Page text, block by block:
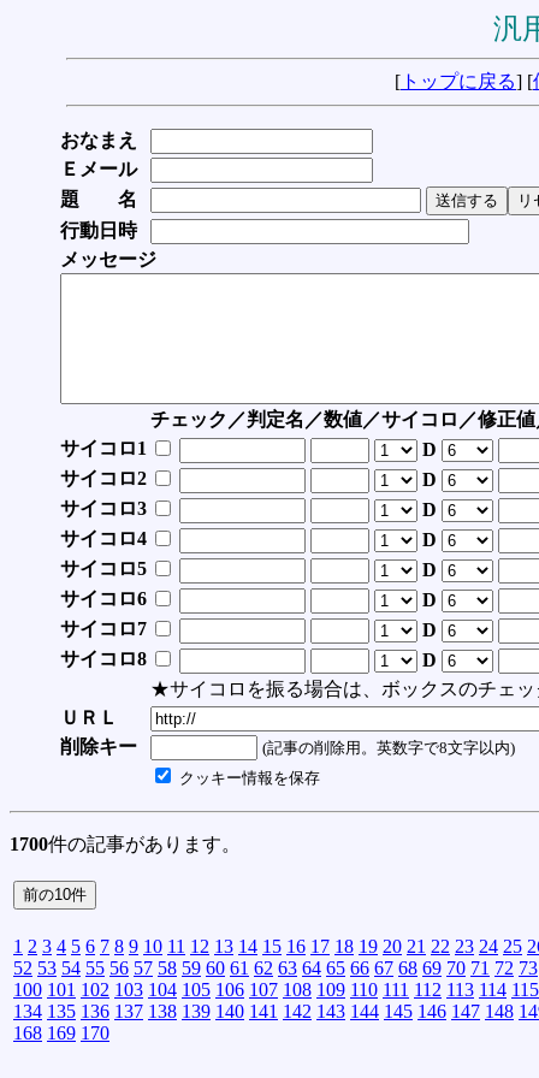
汎
[ トップに戻る] [
おなまえ
Ｅメール
題 名
行動日時
メッセージ
チェック／判定名／数値／サイコロ／修正
サイコロ1
D
サイコロ2
D
サイコロ3
D
サイコロ4
D
サイコロ5
D
サイコロ6
D
サイコロ7
D
サイコロ8
D
★サイコロを振る場合は、ボックスのチェッ
ＵＲＬ
削除キー
(記事の削除用。英数字で8文字以内)
クッキー情報を保存
1700件の記事があります。
1 2 3 4 5 6 7 8 9 10 11 12 13 14 15 16 17 18 19 20 21 22 23 24 25
52 53 54 55 56 57 58 59 60 61 62 63 64 65 66 67 68 69 70 71 72 73
100 101 102 103 104 105 106 107 108 109 110 111 112 113 114 115
134 135 136 137 138 139 140 141 142 143 144 145 146 147 148
168 169 170